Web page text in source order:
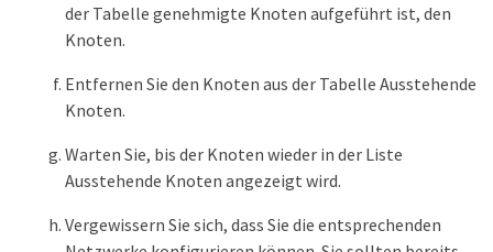
der Tabelle genehmigte Knoten aufgeführt ist, den
Knoten.
Entfernen Sie den Knoten aus der Tabelle Ausstehende
Knoten.
Warten Sie, bis der Knoten wieder in der Liste
Ausstehende Knoten angezeigt wird.
Vergewissern Sie sich, dass Sie die entsprechenden